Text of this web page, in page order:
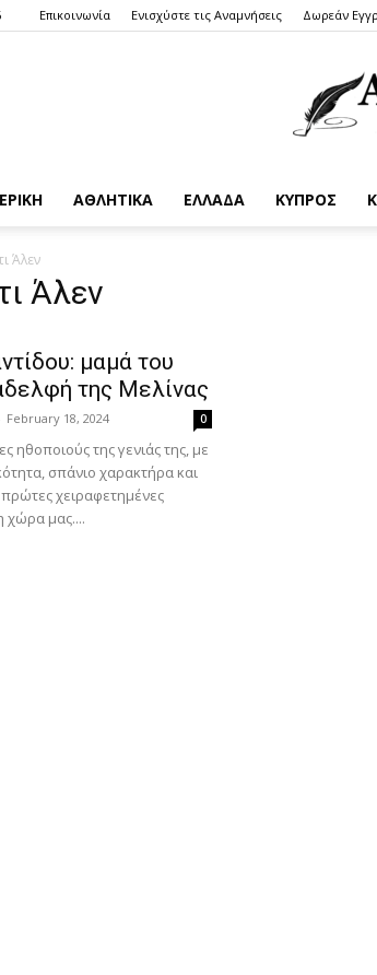
Επικοινωνία Ενισχύστε τις Αναμνήσεις Δωρεάν
ΑΘΛΗΤΙΚΑ ΕΛΛΑΔΑ ΚΥΠΡΟΣ
Άλεν
Άλεν
μαμά του
της Μελίνας
February 18, 2024 0
ηθοποιούς της γενιάς της, με
σπάνιο χαρακτήρα και
χειραφετημένες
χώρα μας....